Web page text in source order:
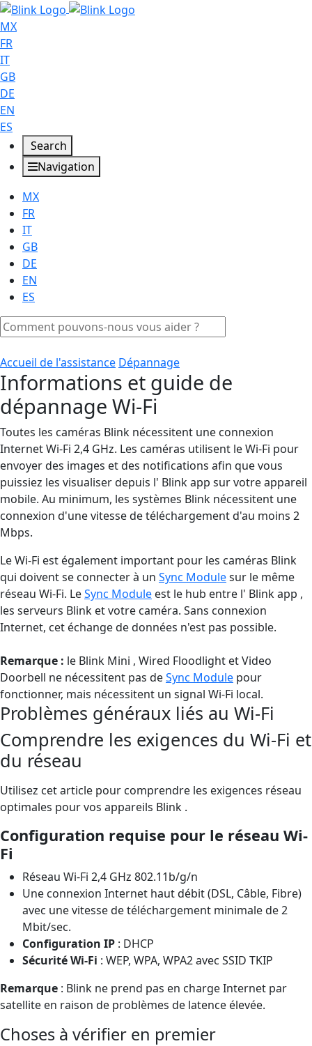
MX
FR
IT
GB
DE
EN
ES
Search
Navigation
MX
FR
IT
GB
DE
EN
ES
Accueil de l'assistance Dépannage
Informations et guide de
dépannage Wi-Fi
Toutes les caméras Blink nécessitent une connexion
Internet Wi-Fi 2,4 GHz. Les caméras utilisent le Wi-Fi pour
envoyer des images et des notifications afin que vous
puissiez les visualiser depuis l' Blink app sur votre appareil
mobile. Au minimum, les systèmes Blink nécessitent une
connexion d'une vitesse de téléchargement d'au moins 2
Mbps.
Le Wi-Fi est également important pour les caméras Blink
qui doivent se connecter à un Sync Modulesur le même
réseau Wi-Fi. LeSync Module est le hub entre l' Blink app ,
les serveurs Blink et votre caméra. Sans connexion
Internet, cet échange de données n'est pas possible.
Remarque : le Blink Mini , Wired Floodlight et Video
Doorbell ne nécessitent pas deSync Module pour
fonctionner, mais nécessitent un signal Wi-Fi local.
Problèmes généraux liés au Wi-Fi
Comprendre les exigences du Wi-Fi et
du réseau
Utilisez cet article pour comprendre les exigences réseau
optimales pour vos appareils Blink .
Configuration requise pour le réseau Wi-
Fi
Réseau Wi-Fi 2,4 GHz 802.11b/g/n
Une connexion Internet haut débit (DSL, Câble, Fibre)
avec une vitesse de téléchargement minimale de 2
Mbit/sec.
Configuration IP : DHCP
Sécurité Wi-Fi : WEP, WPA, WPA2 avec SSID TKIP
Remarque : Blink ne prend pas en charge Internet par
satellite en raison de problèmes de latence élevée.
Choses à vérifier en premier